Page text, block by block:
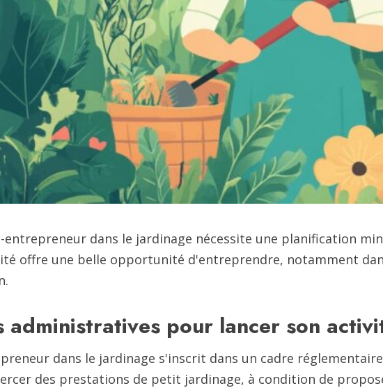
entrepreneur dans le jardinage nécessite une planification
offre une belle opportunité d'entreprendre, notamment
administratives pour lancer son
dans le jardinage s'inscrit dans un cadre
des prestations de petit jardinage, à condition de